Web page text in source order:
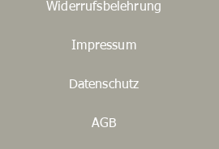
Widerrufsbelehrung
Impressum
Datenschutz
AGB